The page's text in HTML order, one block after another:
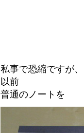
私事で恐縮ですが、
以前
普通のノートを